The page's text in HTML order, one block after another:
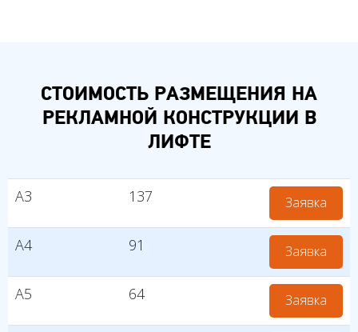
СТОИМОСТЬ РАЗМЕЩЕНИЯ НА
РЕКЛАМНОЙ КОНСТРУКЦИИ В
ЛИФТЕ
А3 137 Заявка
А4 91 Заявка
А5 64 Заявка